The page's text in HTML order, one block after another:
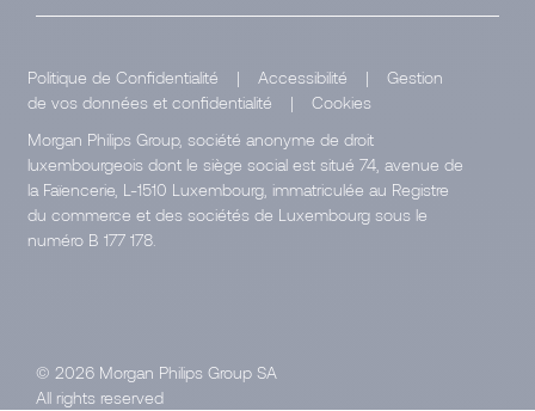
Politique de Confidentialité | Accessibilité |
Gestion
de vos données et confidentialité
|
Cookies
Morgan Philips Group, société anonyme de droit
luxembourgeois dont le siège social est situé 74, avenue de
la Faïencerie, L-1510 Luxembourg, immatriculée au Registre
du commerce et des sociétés de Luxembourg sous le
numéro B 177 178.
© 2026 Morgan Philips Group SA
All rights reserved